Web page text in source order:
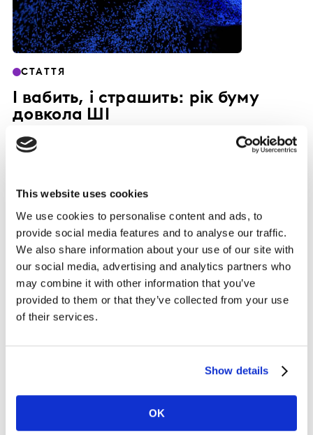
This website uses cookies
We use cookies to personalise content and ads, to
provide social media features and to analyse our traffic.
We also share information about your use of our site with
our social media, advertising and analytics partners who
may combine it with other information that you’ve
provided to them or that they’ve collected from your use
of their services.
Show details
OK
СТАТТЯ
І вабить, і страшить: рік буму
довкола ШІ